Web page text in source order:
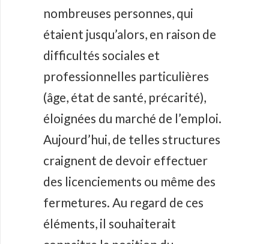
nombreuses personnes, qui
étaient jusqu’alors, en raison de
difficultés sociales et
professionnelles particulières
(âge, état de santé, précarité),
éloignées du marché de l’emploi.
Aujourd’hui, de telles structures
craignent de devoir effectuer
des licenciements ou même des
fermetures. Au regard de ces
éléments, il souhaiterait